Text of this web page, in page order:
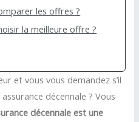
les offres ?
la meilleure offre ?
et vous vous demandez s’il
décennale ? Vous
décennale est une